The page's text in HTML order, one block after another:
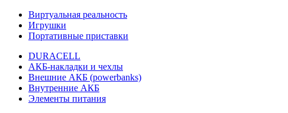
Виртуальная реальность
Игрушки
Портативные приставки
DURACELL
АКБ-накладки и чехлы
Внешние АКБ (powerbanks)
Внутренние АКБ
Элементы питания